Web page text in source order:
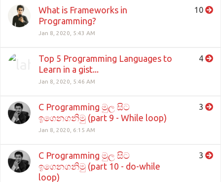
What is Frameworks in
Programming?
Jan 8, 2020, 5:43 AM
10
Top 5 Programming Languages to
Learn in a gist...
Jan 8, 2020, 5:46 AM
4
C Programming මුල සිට
ඉගෙනගනිමු (part 9 - While loop)
Jan 8, 2020, 6:15 AM
3
C Programming මුල සිට
ඉගෙනගනිමු (part 10 - do-while
loop)
3